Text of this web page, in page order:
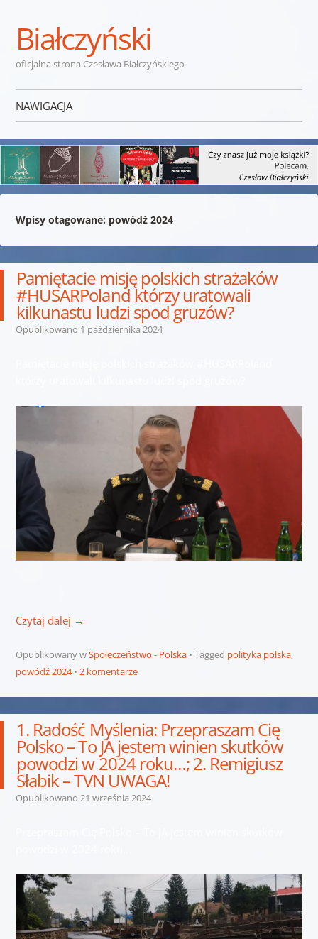
Białczyński
oficjalna strona Czesława Białczyńskiego
NAWIGACJA
Wpisy otagowane: powódź 2024
Pamiętacie misję polskich strażaków
#HUSARPoland którzy uratowali
kilkunastu ludzi spod gruzów?
Opublikowano 1 października 2024
Czytaj dalej →
Opublikowany wSpołeczeństwo - Polska Tagged polityka polska,
powódź 2024
2 komentarze
1. Radość Myślenia: Przepraszam Cię
Polsko – To JA jestem winien skutków
powodzi w 2024 roku…; 2. Remigiusz
Słabik – TVN UWAGA!
Opublikowano 21 września 2024